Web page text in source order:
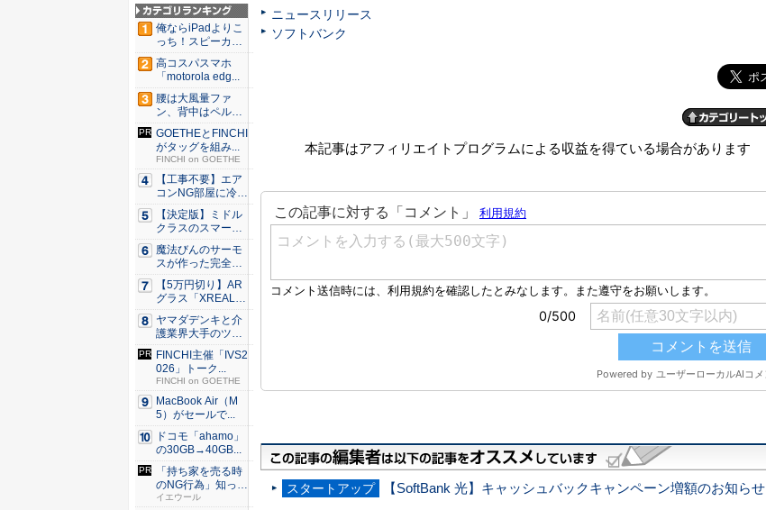
ニュースリリース
ソフトバンク
本記事はアフィリエイトプログラムによる収益を得ている場合があります
スタートアップ 【SoftBank 光】キャッシュバックキャンペーン増額のお知らせ
USB Type-C - MS
Office 2021 - Win11
搭載
俺ならiPadよりこ
っち！スピーカー
9個...
高コスパスマホ
「motorola edg...
腰は大風量ファ
ン、背中はペルチ
ェ冷却。ダ...
GOETHEとFINCHI
がタッグを組み...
FINCHI on GOETHE
【工事不要】エア
コンNG部屋に冷房
を！ ...
【決定版】ミドル
クラスのスマート
フォンの...
魔法びんのサーモ
スが作った完全遮
光100...
【5万円切り】AR
グラス「XREAL
x...
ヤマダデンキと介
護業界大手のツク
イが協業...
FINCHI主催「IVS2
026」トーク...
FINCHI on GOETHE
MacBook Air（M
5）がセールで...
ドコモ「ahamo」
の30GB→40GB...
「持ち家を売る時
のNG行為」知って
るだけ...
イエウール